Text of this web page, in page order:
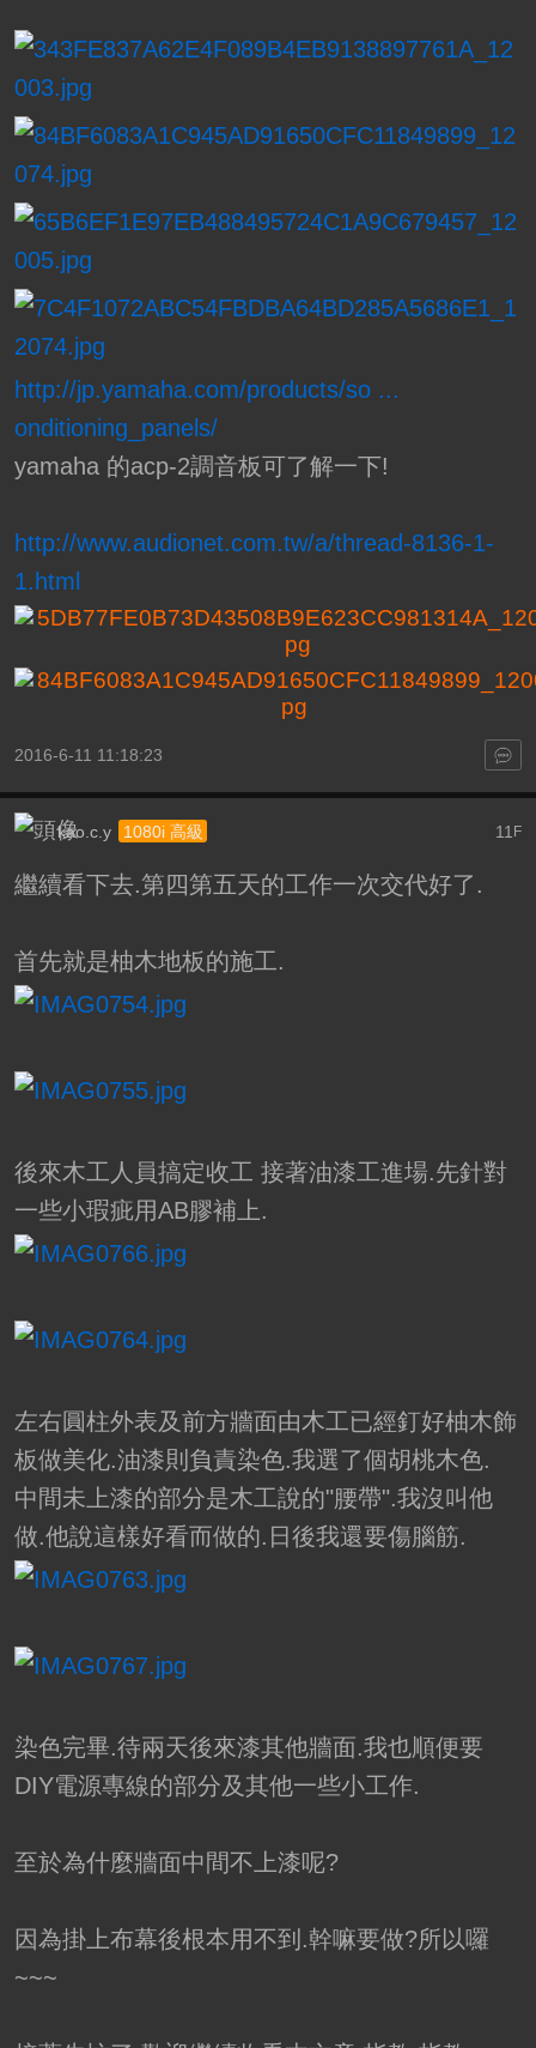
http://jp.yamaha.com/products/so ...
onditioning_panels/
yamaha 的acp-2調音板可了解一下!
http://www.audionet.com.tw/a/thread-8136-1-
1.html
2016-6-11 11:18:23
11 F
kao.c.y 1080i 高級
繼續看下去.第四第五天的工作一次交代好了.
首先就是柚木地板的施工.
後來木工人員搞定收工 接著油漆工進場.先針對
一些小瑕疵用AB膠補上.
左右圓柱外表及前方牆面由木工已經釘好柚木飾
板做美化.油漆則負責染色.我選了個胡桃木色.
中間未上漆的部分是木工說的"腰帶".我沒叫他
做.他說這樣好看而做的.日後我還要傷腦筋.
染色完畢.待兩天後來漆其他牆面.我也順便要
DIY電源專線的部分及其他一些小工作.
至於為什麼牆面中間不上漆呢?
因為掛上布幕後根本用不到.幹嘛要做?所以囉
~~~